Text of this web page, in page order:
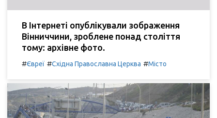
В Інтернеті опублікували зображення
Вінниччини, зроблене понад століття
тому: архівне фото.
#Євреї #Східна Православна Церква #Місто